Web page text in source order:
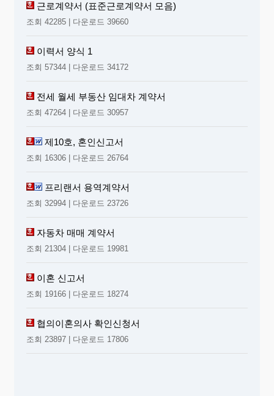
근로계약서 (표준근로계약서 모음)
조회 42285 | 다운로드 39660
이력서 양식 1
조회 57344 | 다운로드 34172
전세 월세 부동산 임대차 계약서
조회 47264 | 다운로드 30957
제10호, 혼인신고서
조회 16306 | 다운로드 26764
프리랜서 용역계약서
조회 32994 | 다운로드 23726
자동차 매매 계약서
조회 21304 | 다운로드 19981
이혼 신고서
조회 19166 | 다운로드 18274
협의이혼의사 확인신청서
조회 23897 | 다운로드 17806